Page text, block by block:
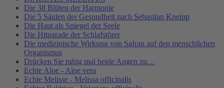
Die 38 Blüten der Harmonie
Die 5 Säulen der Gesundheit nach Sebastian Kneipp
Die Haut als Spiegel der Seele
Die Hitparade der Schlafstörer
Die medizinische Wirkung von Safran auf den menschlichen
Organismus
Drücken Sie ruhig mal beide Augen zu…
Echte Aloe - Aloe vera
Echte Melisse - Melissa officinalis